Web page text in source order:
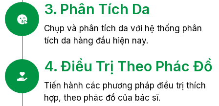
3. Phân Tích Da
Chụp và phân tích da với hệ thống phân
tích da hàng đầu hiện nay.
4. Điều Trị Theo Phác Đồ
Tiến hành các phương pháp điều trị thích
hợp, theo phác đồ của bác sĩ.